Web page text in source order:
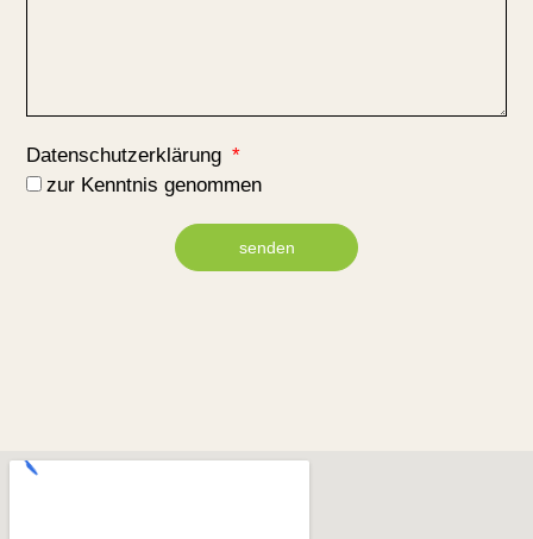
Datenschutzerklärung
zur Kenntnis genommen
senden